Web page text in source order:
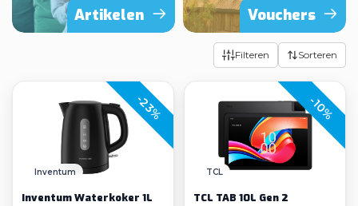
Artikelen Vouchers
Filteren Sorteren
-23%
Inventum
Inventum Waterkoker 1L
-10%
TCL
TCL TAB 10L Gen 2